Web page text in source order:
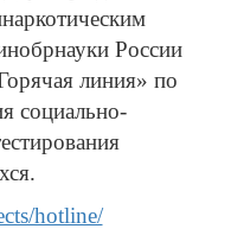
России
линия» по
социально-
hotline/